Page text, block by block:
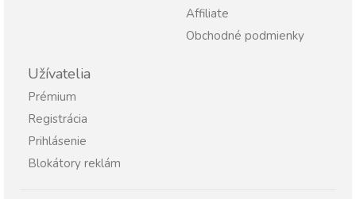
Affiliate
Obchodné podmienky
Užívatelia
Prémium
Registrácia
Prihlásenie
Blokátory reklám